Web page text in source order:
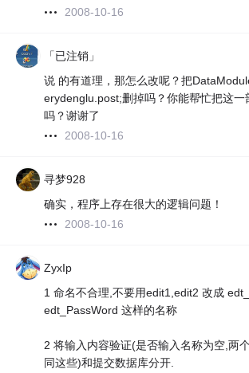
2008-10-16
「已注销」
说 的有道理，那怎么改呢？把
erydenglu.post;删掉吗？你能帮忙把这一
吗？谢谢了
2008-10-16
寻梦928
确实，程序上存在很大的逻辑问题！
2008-10-16
ZyxIp
1 命名不合理,不要用edit1,edit2 改成
edt_PassWord 这样的名称
2 将输入内容验证(是否输入名称为空,两
同这些)和提交数据库分开.